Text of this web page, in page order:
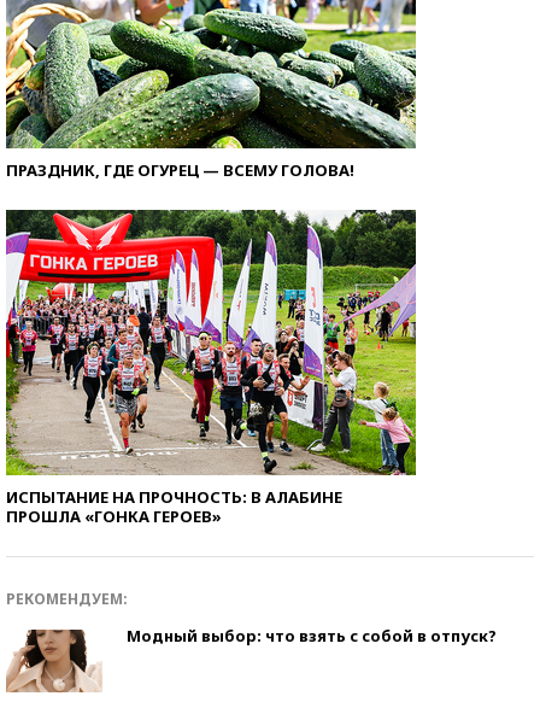
ПРАЗДНИК, ГДЕ ОГУРЕЦ — ВСЕМУ ГОЛОВА!
ИСПЫТАНИЕ НА ПРОЧНОСТЬ: В АЛАБИНЕ
ПРОШЛА «ГОНКА ГЕРОЕВ»
РЕКОМЕНДУЕМ:
Модный выбор: что взять с собой в отпуск?